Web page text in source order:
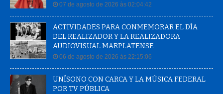
07 de agosto de 2026 às 02:04:42
ACTIVIDADES PARA CONMEMORAR EL DÍA
DEL REALIZADOR Y LA REALIZADORA
AUDIOVISUAL MARPLATENSE
06 de agosto de 2026 às 22:15:06
UNÍSONO CON CARCA Y LA MÚSICA FEDERAL
POR TV PÚBLICA